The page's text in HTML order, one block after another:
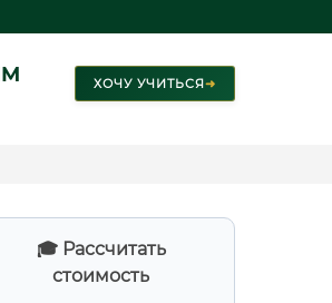
ХОЧУ УЧИТЬСЯ➜
🎓 Рассчитать
стоимость